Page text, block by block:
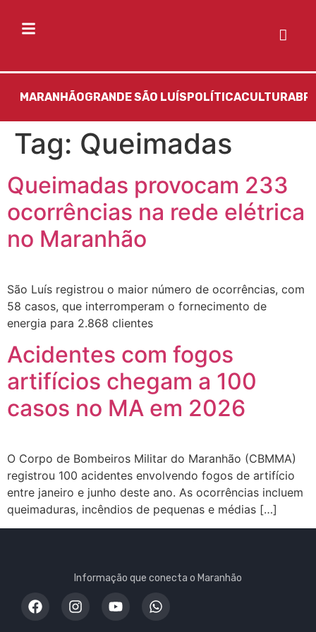
MARANHÃOGRANDE SÃO LUÍSPOLÍTICACULTURA
Tag: Queimadas
Queimadas provocam 233
ocorrências na rede elétrica
no Maranhão
São Luís registrou o maior número de ocorrências, com
58 casos, que interromperam o fornecimento de
energia para 2.868 clientes
Acidentes com fogos
artifícios chegam a 100
casos no MA em 2026
O Corpo de Bombeiros Militar do Maranhão (CBMMA)
registrou 100 acidentes envolvendo fogos de artifício
entre janeiro e junho deste ano. As ocorrências incluem
queimaduras, incêndios de pequenas e médias […]
Informação que conecta o Maranhão